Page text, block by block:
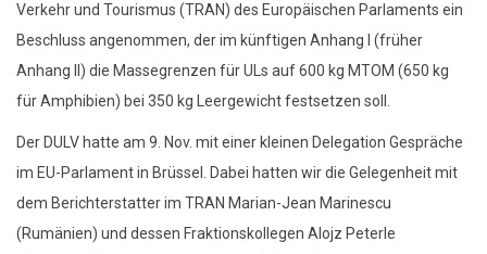
Verkehr und Tourismus (TRAN) des Europäischen Parlaments ein
Beschluss angenommen, der im künftigen Anhang I (früher
Anhang II) die Massegrenzen für ULs auf 600 kg MTOM (650 kg
für Amphibien) bei 350 kg Leergewicht festsetzen soll.
Der DULV hatte am 9. Nov. mit einer kleinen Delegation Gespräche
im EU-Parlament in Brüssel. Dabei hatten wir die Gelegenheit mit
dem Berichterstatter im TRAN Marian-Jean Marinescu
(Rumänien) und dessen Fraktionskollegen Alojz Peterle